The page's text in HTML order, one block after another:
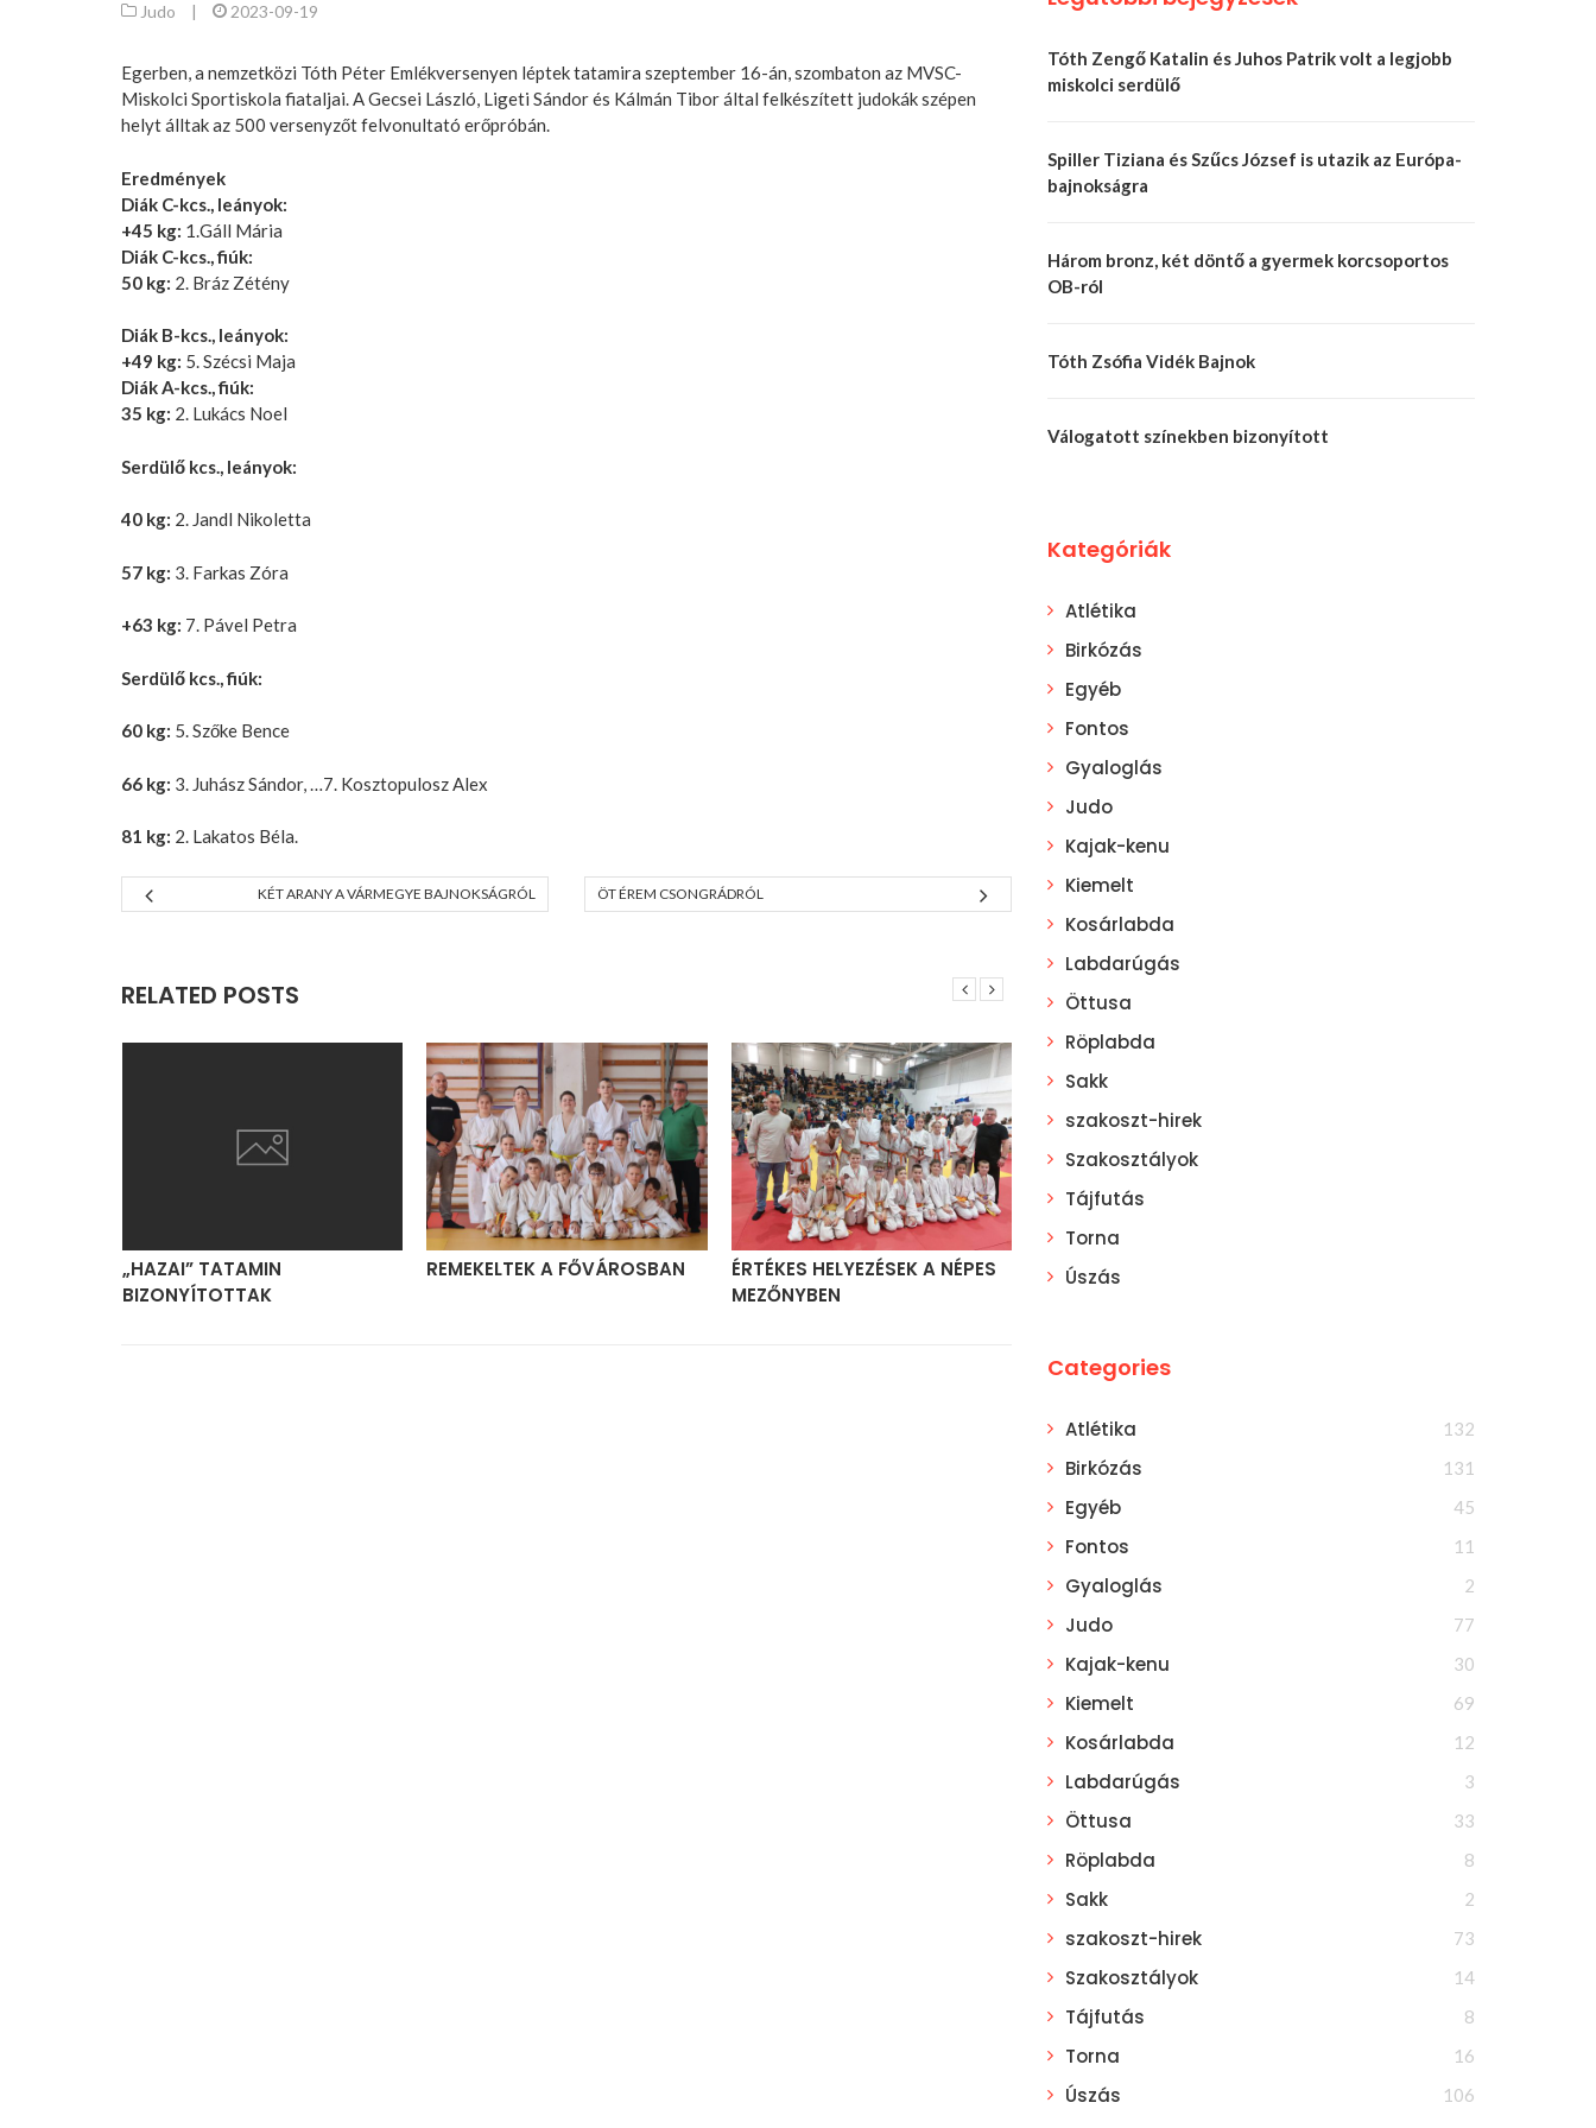
Judo | 2023-09-19
Egerben, a nemzetközi Tóth Péter Emlékversenyen léptek tatamira szeptember 16-án, szombaton az MVSC-
Miskolci Sportiskola fiataljai. A Gecsei László, Ligeti Sándor és Kálmán Tibor által felkészített judokák szépen
helyt álltak az 500 versenyzőt felvonultató erőpróbán.
Eredmények
Diák C-kcs., leányok:
+45 kg: 1.Gáll Mária
Diák C-kcs., fiúk:
50 kg: 2. Bráz Zétény
Diák B-kcs., leányok:
+49 kg: 5. Szécsi Maja
Diák A-kcs., fiúk:
35 kg: 2. Lukács Noel
Serdülő kcs., leányok:
40 kg: 2. Jandl Nikoletta
57 kg: 3. Farkas Zóra
+63 kg: 7. Pável Petra
Serdülő kcs., fiúk:
60 kg: 5. Szőke Bence
66 kg: 3. Juhász Sándor, …7. Kosztopulosz Alex
81 kg: 2. Lakatos Béla.
KÉT ARANY A VÁRMEGYE BAJNOKSÁGRÓL ÖT ÉREM CSONGRÁDRÓL
RELATED POSTS
„HAZAI” TATAMIN
BIZONYÍTOTTAK
REMEKELTEK A FŐVÁROSBAN
ÉRTÉKES HELYEZÉSEK A NÉPES
MEZŐNYBEN
REMEK SZEREPLÉS A
Tóth Zengő Katalin és Juhos Patrik volt a legjobb
miskolci serdülő
Spiller Tiziana és Szűcs József is utazik az Európa-
bajnokságra
Három bronz, két döntő a gyermek korcsoportos
OB-ról
Tóth Zsófia Vidék Bajnok
Válogatott színekben bizonyított
Kategóriák
Atlétika
Birkózás
Egyéb
Fontos
Gyaloglás
Judo
Kajak-kenu
Kiemelt
Kosárlabda
Labdarúgás
Öttusa
Röplabda
Sakk
szakoszt-hirek
Szakosztályok
Tájfutás
Torna
Úszás
Categories
Atlétika 132
Birkózás 131
Egyéb 45
Fontos 11
Gyaloglás 2
Judo 77
Kajak-kenu 30
Kiemelt 69
Kosárlabda 12
Labdarúgás 3
Öttusa 33
Röplabda 8
Sakk 2
szakoszt-hirek 73
Szakosztályok 14
Tájfutás 8
Torna 16
Úszás 106